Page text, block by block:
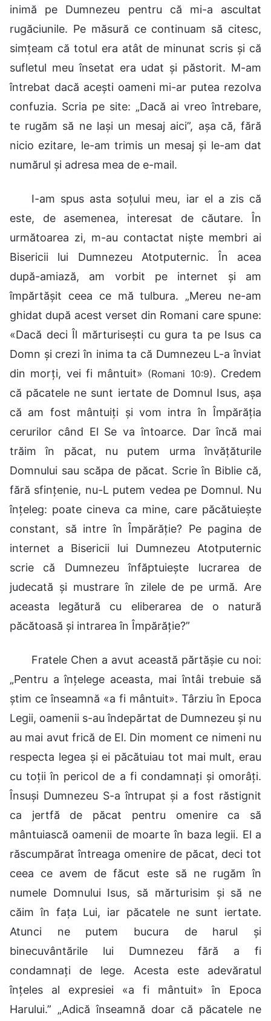
inimă pe Dumnezeu pentru că mi-a ascultat
rugăciunile. Pe măsură ce continuam să citesc,
simțeam că totul era atât de minunat scris și că
sufletul meu însetat era udat și păstorit. M-am
întrebat dacă acești oameni mi-ar putea rezolva
confuzia. Scria pe site: „Dacă ai vreo întrebare,
te rugăm să ne lași un mesaj aici”, așa că, fără
nicio ezitare, le-am trimis un mesaj și le-am dat
numărul și adresa mea de e-mail.
I-am spus asta soțului meu, iar el a zis că
este, de asemenea, interesat de căutare. În
următoarea zi, m-au contactat niște membri ai
Bisericii lui Dumnezeu Atotputernic. În acea
după-amiază, am vorbit pe internet și am
împărtășit ceea ce mă tulbura. „Mereu ne-am
ghidat după acest verset din Romani care spune:
«Dacă deci Îl mărturiseşti cu gura ta pe Isus ca
Domn şi crezi în inima ta că Dumnezeu L-a înviat
din morţi, vei fi mântuit» (Romani 10:9). Credem
că păcatele ne sunt iertate de Domnul Isus, așa
că am fost mântuiți și vom intra în Împărăția
cerurilor când El Se va întoarce. Dar încă mai
trăim în păcat, nu putem urma învățăturile
Domnului sau scăpa de păcat. Scrie în Biblie că,
fără sfințenie, nu-L putem vedea pe Domnul. Nu
înțeleg: poate cineva ca mine, care păcătuiește
constant, să intre în Împărăție? Pe pagina de
internet a Bisericii lui Dumnezeu Atotputernic
scrie că Dumnezeu înfăptuiește lucrarea de
judecată și mustrare în zilele de pe urmă. Are
aceasta legătură cu eliberarea de o natură
păcătoasă și intrarea în Împărăție?”
Fratele Chen a avut această părtășie cu noi:
„Pentru a înțelege aceasta, mai întâi trebuie să
știm ce înseamnă «a fi mântuit». Târziu în Epoca
Legii, oamenii s-au îndepărtat de Dumnezeu și nu
au mai avut frică de El. Din moment ce nimeni nu
respecta legea și ei păcătuiau tot mai mult, erau
cu toții în pericol de a fi condamnați și omorâți.
Însuși Dumnezeu S-a întrupat și a fost răstignit
ca jertfă de păcat pentru omenire ca să
mântuiască oamenii de moarte în baza legii. El a
răscumpărat întreaga omenire de păcat, deci tot
ceea ce avem de făcut este să ne rugăm în
numele Domnului Isus, să mărturisim și să ne
căim în fața Lui, iar păcatele ne sunt iertate.
Atunci ne putem bucura de harul și
binecuvântările lui Dumnezeu fără a fi
condamnați de lege. Acesta este adevăratul
înțeles al expresiei «a fi mântuit» în Epoca
Harului.” „Adică înseamnă doar că păcatele ne